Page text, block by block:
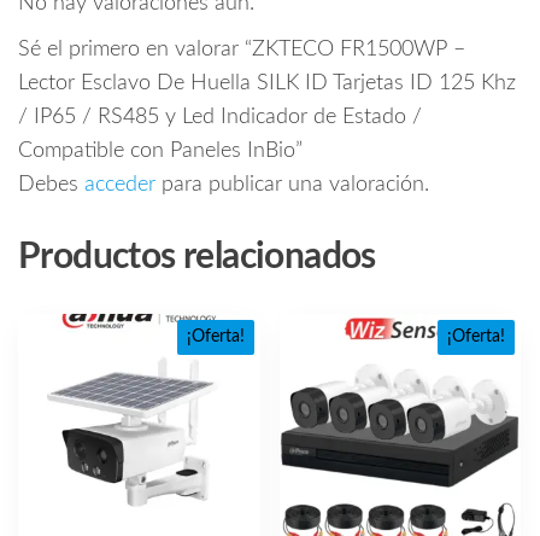
Sé el primero en valorar “ZKTECO FR1500WP –
Lector Esclavo De Huella SILK ID Tarjetas ID 125 Khz
/ IP65 / RS485 y Led Indicador de Estado /
Compatible con Paneles InBio”
Debes acceder para publicar una valoración.
Productos relacionados
¡Oferta! ¡Oferta!